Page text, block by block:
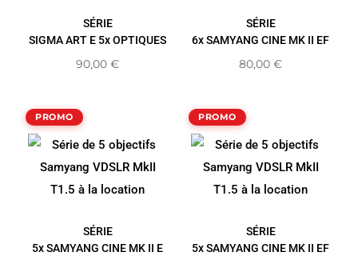
SÉRIE
SIGMA ART E 5x OPTIQUES
90,00 €
SÉRIE
6x SAMYANG CINE MK II EF
80,00 €
PROMO
SÉRIE
5x SAMYANG CINE MK II E
PROMO
SÉRIE
5x SAMYANG CINE MK II EF